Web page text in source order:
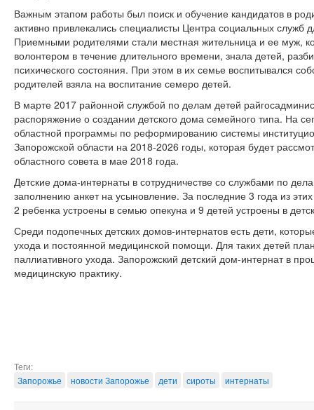
Важным этапом работы был поиск и обучение кандидатов в
активно привлекались специалисты Центра социальных служб
Приемными родителями стали местная жительница и ее муж,
волонтером в течение длительного времени, знала детей,
психического состояния. При этом в их семье воспитывался
родителей взяла на воспитание семеро детей.
В марте 2017 районной службой по делам детей
распоряжение о создании детского дома семейного типа. На
областной программы по реформированию системы
Запорожской области на 2018-2026 годы, которая будет
областного совета в мае 2018 года.
Детские дома-интернаты в сотрудничестве со службами по
заполнению анкет на усыновление. За последние 3 года из
2 ребенка устроены в семью опекуна и 9 детей устроены в
Среди подопечных детских домов-интернатов есть дети,
ухода и постоянной медицинской помощи. Для таких детей
паллиативного ухода. Запорожский детский дом-интернат в
медицинскую практику.
Теги:
Запорожье
новости Запорожье дети сироты интернаты